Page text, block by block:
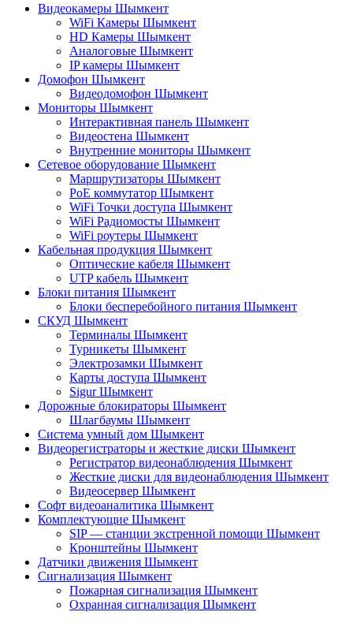
Видеокамеры Шымкент
WiFi Камеры Шымкент
HD Камеры Шымкент
Аналоговые Шымкент
IP камеры Шымкент
Домофон Шымкент
Видеодомофон Шымкент
Мониторы Шымкент
Интерактивная панель Шымкент
Видеостена Шымкент
Внутренние мониторы Шымкент
Сетевое оборудование Шымкент
Маршрутизаторы Шымкент
PoE коммутатор Шымкент
WiFi Точки доступа Шымкент
WiFi Радиомосты Шымкент
WiFi роутеры Шымкент
Кабельная продукция Шымкент
Оптические кабеля Шымкент
UTP кабель Шымкент
Блоки питания Шымкент
Блоки бесперебойного питания Шымкент
СКУД Шымкент
Терминалы Шымкент
Турникеты Шымкент
Электрозамки Шымкент
Карты доступа Шымкент
Sigur Шымкент
Дорожные блокираторы Шымкент
Шлагбаумы Шымкент
Система умный дом Шымкент
Видеорегистраторы и жесткие диски Шымкент
Регистратор видеонаблюдения Шымкент
Жесткие диски для видеонаблюдения Шымкент
Видеосервер Шымкент
Софт видеоаналитика Шымкент
Комплектующие Шымкент
SIP — станции экстренной помощи Шымкент
Кронштейны Шымкент
Датчики движения Шымкент
Сигнализация Шымкент
Пожарная сигнализация Шымкент
Охранная сигнализация Шымкент